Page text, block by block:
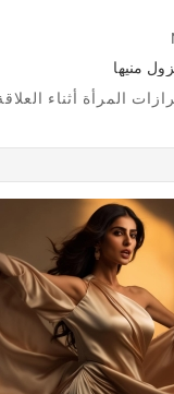
منيها
المرأة أثناء